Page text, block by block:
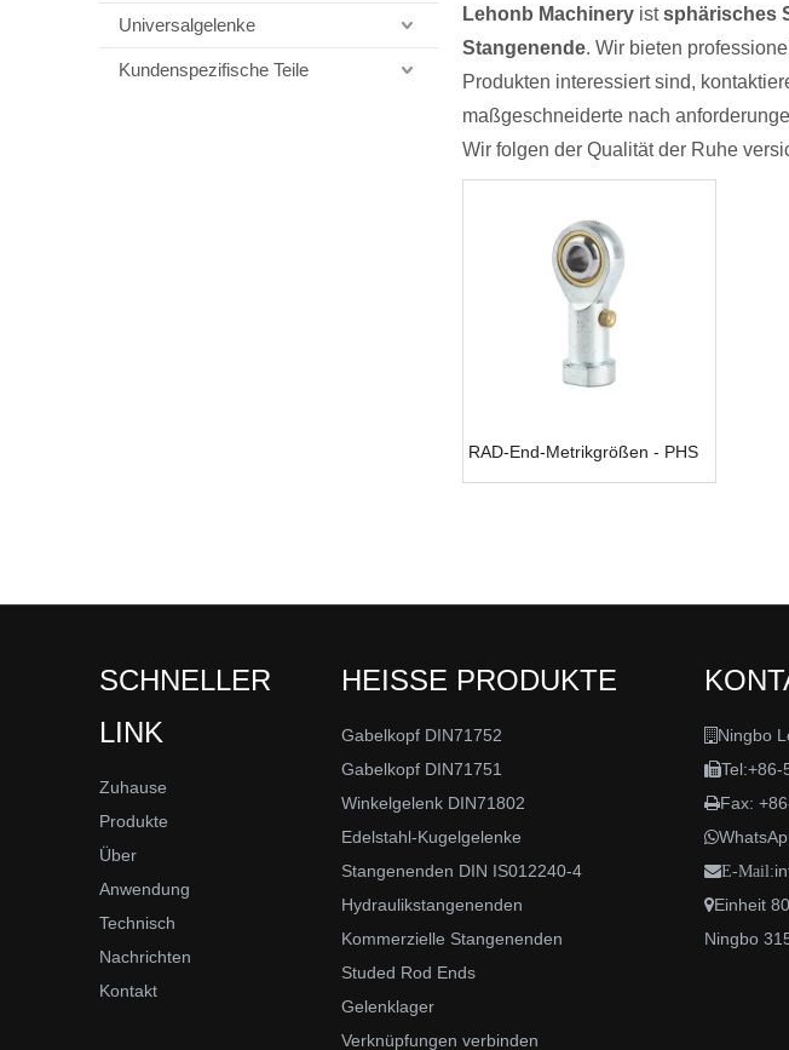
Universalgelenke
Kundenspezifische Teile
Lehonb Machinery istsphärisches
Stangenende. Wir bieten
Produkten interessiert sind,
maßgeschneiderte nach
Wir folgen der Qualität der Ruhe
RAD-End-Metrikgrößen - PHS
SCHNELLER
LINK
Zuhause
Produkte
Über
Anwendung
Technisch
Nachrichten
Kontakt
HEISSE PRODUKTE
Gabelkopf DIN71752
Gabelkopf DIN71751
Winkelgelenk DIN71802
Edelstahl-Kugelgelenke
Stangenenden DIN IS012240-4
Hydraulikstangenenden
Kommerzielle Stangenenden
Studed Rod Ends
Gelenklager
Verknüpfungen verbinden
 Ningbo
Tel:+86-
Fax:

E-Mail:
Einheit
Ningbo